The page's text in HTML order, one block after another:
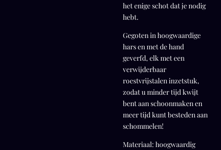
het enige schot dat je nodig
hebt.
Gegoten in hoogwaardige
hars en met de hand
geverfd, elk met een
verwijderbaar
roestvrijstalen inzetstuk,
zodat u minder tijd kwijt
bent aan schoonmaken en
meer tijd kunt besteden aan
schommelen!
Materiaal: hoogwaardig